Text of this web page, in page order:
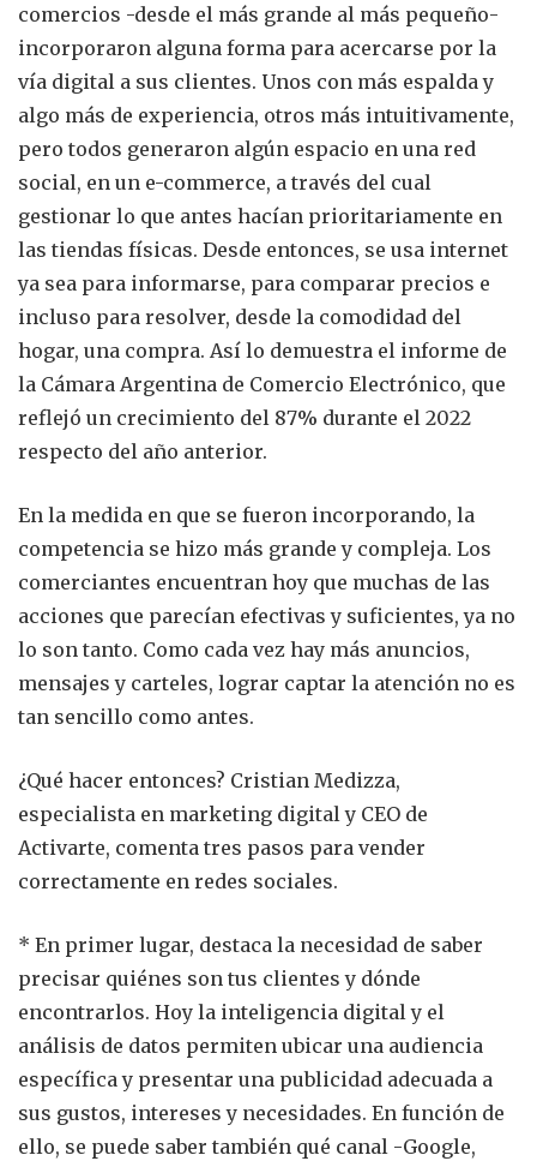
comercios -desde el más grande al más pequeño-
incorporaron alguna forma para acercarse por la
vía digital a sus clientes. Unos con más espalda y
algo más de experiencia, otros más intuitivamente,
pero todos generaron algún espacio en una red
social, en un e-commerce, a través del cual
gestionar lo que antes hacían prioritariamente en
las tiendas físicas. Desde entonces, se usa internet
ya sea para informarse, para comparar precios e
incluso para resolver, desde la comodidad del
hogar, una compra. Así lo demuestra el informe de
la Cámara Argentina de Comercio Electrónico, que
reflejó un crecimiento del 87% durante el 2022
respecto del año anterior.
En la medida en que se fueron incorporando, la
competencia se hizo más grande y compleja. Los
comerciantes encuentran hoy que muchas de las
acciones que parecían efectivas y suficientes, ya no
lo son tanto. Como cada vez hay más anuncios,
mensajes y carteles, lograr captar la atención no es
tan sencillo como antes.
¿Qué hacer entonces? Cristian Medizza,
especialista en marketing digital y CEO de
Activarte, comenta tres pasos para vender
correctamente en redes sociales.
* En primer lugar, destaca la necesidad de saber
precisar quiénes son tus clientes y dónde
encontrarlos. Hoy la inteligencia digital y el
análisis de datos permiten ubicar una audiencia
específica y presentar una publicidad adecuada a
sus gustos, intereses y necesidades. En función de
ello, se puede saber también qué canal -Google,